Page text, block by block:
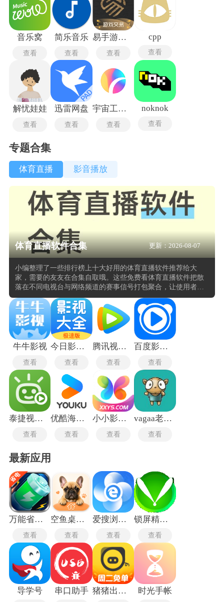
音乐窝
查看
简乐音乐
查看
易手游安卓版
查看
cpp
查看
解忧娃娃
查看
迅雷网盘
查看
宇宙工具箱
查看
noknok
查看
专题合集
体育直播 影音播放
体育直播软件合集 更新：2026-08-07
小编整理了一些排行榜上十大好用的体育直播软件推荐给大
家，需要的友友在合集自取哦。这些免费看体育直播软件把散
落在不同电视台与网络频道的赛事信号打包聚合，让使用者不
再需要为了一场焦点战去反复切换信号源。从足球五大联赛到
NBA季后赛，从网球大满贯到F1分站赛，赛程表一旦更新便会
同步推送提醒，点击后直接进入直播画面。在画质层面多数体
育直播无插件软件已将高清与超高清选项设为常规配置，实时
弹幕与评论区让原本独自观看的屏幕变成了可以随时交换观点
与情绪的公共座位，得分、判罚与换人引发的争论在同一秒内
就被翻译成密集的文字。
牛牛影视
查看
今日影视大全
查看
腾讯视频hd
查看
百度影音播放器旧版
查看
泰捷视频tv版
查看
优酷海外版
查看
小小影视电影
查看
vagaa老版本
查看
最新应用
万能省电宝
查看
空鱼桌面宠物
查看
爱搜浏览器旧版
查看
锁屏精灵旧版本
查看
导学号 串口助手 猪猪出行司机端 时光手帐